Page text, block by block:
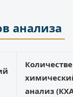
анализа
анализ